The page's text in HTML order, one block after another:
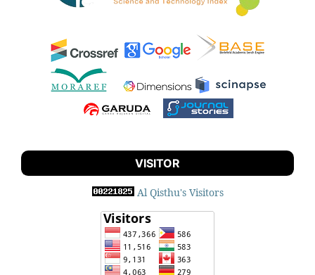
VISITOR
Al Qisthu's Visitors